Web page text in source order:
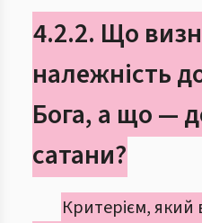
4.2.2. Що
належність
Бога, а що —
сатани?
Критерієм, який